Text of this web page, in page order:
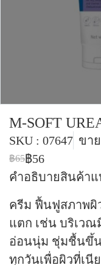
M-SOFT
SKU : 07647 ขา
฿65฿56
คำอธิบายสินค้า
ครีม ฟื้นฟูสภาพผิ
แตก เช่น บริเวณ
อ่อนนุ่ม ชุ่มชื้นขึ้น
ทุกวันเพื่อผิวที่เนี